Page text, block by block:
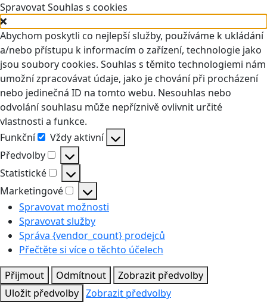
Spravovat Souhlas s cookies
Abychom poskytli co nejlepší služby, používáme k ukládání
a/nebo přístupu k informacím o zařízení, technologie jako
jsou soubory cookies. Souhlas s těmito technologiemi nám
umožní zpracovávat údaje, jako je chování při procházení
nebo jedinečná ID na tomto webu. Nesouhlas nebo
odvolání souhlasu může nepříznivě ovlivnit určité
vlastnosti a funkce.
Funkční
Funkční
Vždy aktivní
Předvolby
Předvolby
Statistické
Statistické
Marketingové
Marketingové
Spravovat možnosti
Spravovat služby
Správa {vendor_count} prodejců
Přečtěte si více o těchto účelech
Přijmout
Odmítnout
Zobrazit předvolby
Uložit předvolby Zobrazit předvolby